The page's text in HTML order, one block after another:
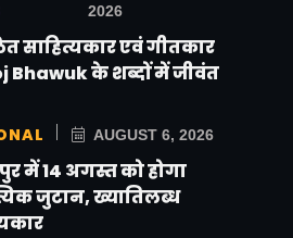
2026
साहित्यकार एवं गीतकार
Bhawuk के शब्दों में जीवंत
AUGUST 6, 2026
में 14 अगस्त को होगा
जुटान, ख्यातिलब्ध